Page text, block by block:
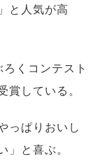
と人気が高
くコンテスト
している。
っぱりおいし
と喜ぶ。